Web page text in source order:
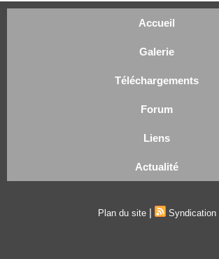
Accueil
Galerie
Téléchargements
Forum
Liens
Actualité
Plan du site | Syndication